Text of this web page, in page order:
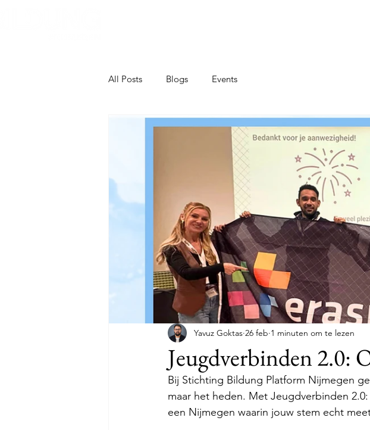
All Posts Blogs Events
Jeugdverbinden 2.0:
Yavuz Goktas 26 feb 1 minuten om te lezen
Bij Stichting Bildung Platform Nijmegen
maar het heden. Met Jeugdverbinden
een Nijmegen waarin jouw stem echt